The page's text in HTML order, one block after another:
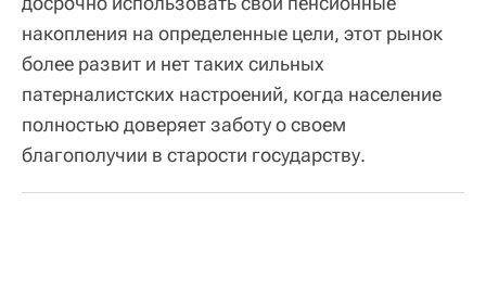
накопления на определенные цели, этот рынок
более развит и нет таких сильных
патерналистских настроений, когда население
полностью доверяет заботу о своем
благополучии в старости государству.